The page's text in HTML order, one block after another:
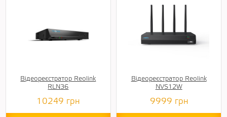
Відеореєстратор Reolink
RLN36
10249 грн
Відеореєстратор Reolink
NVS12W
9999 грн